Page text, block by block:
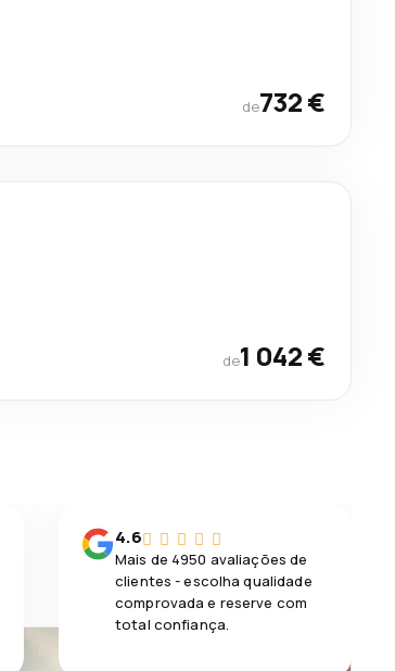
de732 €
de1 042 €
4.6
Mais de 4950 avaliações de
clientes - escolha qualidade
comprovada e reserve com
total confiança.